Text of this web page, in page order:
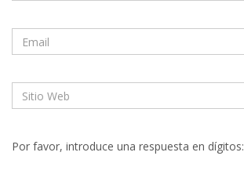
Por favor, introduce una respuesta en dígitos: